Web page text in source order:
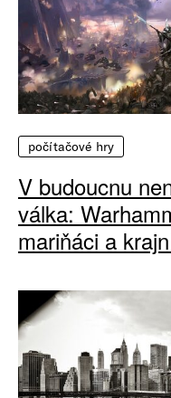
počítačové hry
V budoucnu
válka:
mariňáci a